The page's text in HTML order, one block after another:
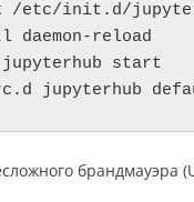
/etc/init.d/
daemon-reload
start
брандмауэра